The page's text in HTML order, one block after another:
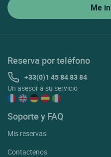
Reserva por teléfono
+33(0)1 45 84 83 84
Un asesor a su servicio
Soporte y FAQ
Mis reservas
Contactenos